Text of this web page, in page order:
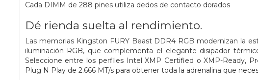
Cada DIMM de 288 pines utiliza dedos de contacto dorados
Dé rienda suelta al rendimiento.
Las memorias Kingston FURY Beast DDR4 RGB modernizan la
iluminación RGB, que complementa el elegante disipador
Seleccione entre los perfiles Intel XMP Certified o XMP-Ready,
Plug N Play de 2.666 MT/s para obtener toda la adrenalina que